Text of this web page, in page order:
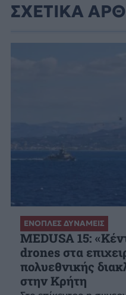
ΣΧΕΤΙΚΑ
ΕΝΟΠΛΕΣ ΔΥΝΑΜΕΙΣ
MEDUSA 15:
drones στα
πολυεθνικής
στην Κρήτη